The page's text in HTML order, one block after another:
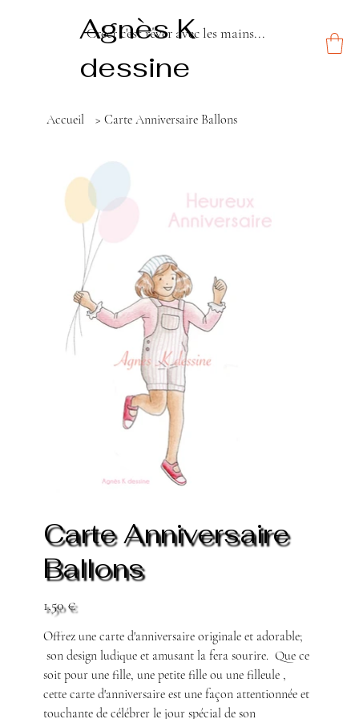
Agnès K
dessine
Créer c'est rêver avec les mains...
Accueil > Carte Anniversaire Ballons
Carte Anniversaire
Ballons
1,50 €
Offrez une carte d'anniversaire originale et adorable;
son design ludique et amusant la fera sourire. Que ce
soit pour une fille, une petite fille ou une filleule ,
cette carte d'anniversaire est une façon attentionnée et
touchante de célébrer le jour spécial de son